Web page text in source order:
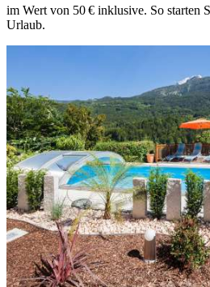
im Wert von 50 € inklusive. So starten
Urlaub.